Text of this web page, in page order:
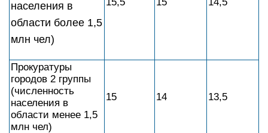
населения в
области более 1,5
млн чел)
Прокуратуры
городов 2 группы
(численность
населения в
области менее 1,5
млн чел)
15 14 13,5